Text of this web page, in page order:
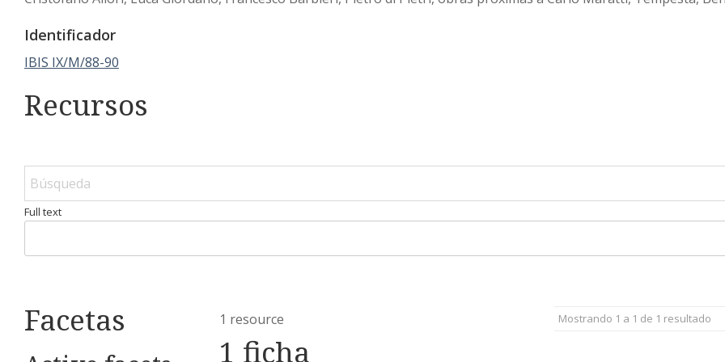
Identificador
IBIS IX/M/88-90
Recursos
Full text
1 resource Mostrando 1 a 1 de 1 resultado
1 ficha
Facetas